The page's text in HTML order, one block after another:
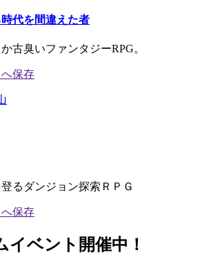
代を間違えた者
古臭いファンタジーRPG。
るダンジョン探索ＲＰＧ
イベント開催中！